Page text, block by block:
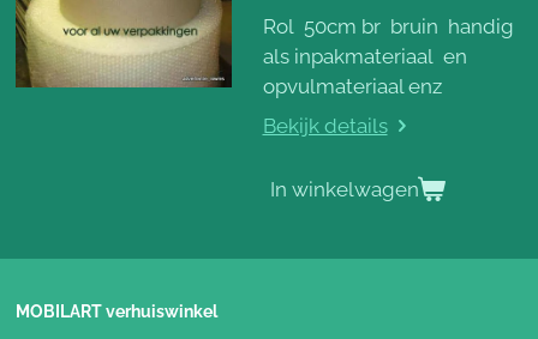
Rol 50cm br bruin handig
als inpakmateriaal en
opvulmateriaal enz
Bekijk details
In winkelwagen
MOBILART verhuiswinkel